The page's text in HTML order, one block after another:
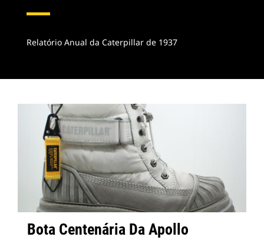
Relatório Anual da Caterpillar de 1937
Bota Centenária Da Apollo